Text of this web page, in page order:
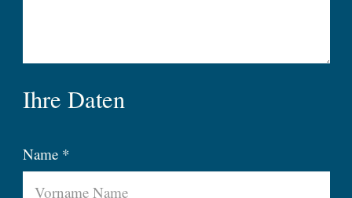
Ihre Daten
Name *